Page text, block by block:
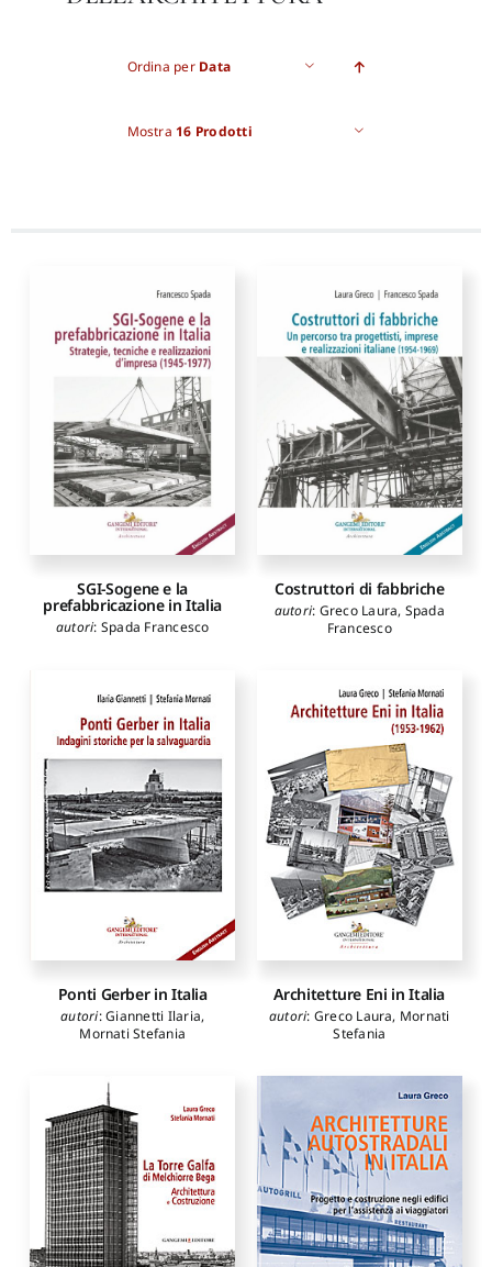
Gangemi Editore
Ordina per Data
Mostra 16 Prodotti
SGI-Sogene e la
prefabbricazione in Italia
autori: Spada Francesco
Costruttori di fabbriche
autori: Greco Laura, Spada
Francesco
Ponti Gerber in Italia
autori:Giannetti Ilaria,
Mornati Stefania
Architetture Eni in Italia
autori: Greco Laura, Mornati
Stefania